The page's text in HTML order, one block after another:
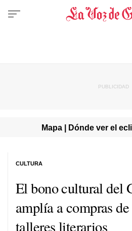
Mapa | Dónde ver el
El bono cultural del
amplía a compras
talleres literarios
CULTURA